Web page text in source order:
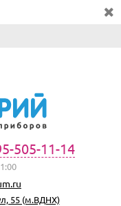
505-11-14
55 (м.ВДНХ)